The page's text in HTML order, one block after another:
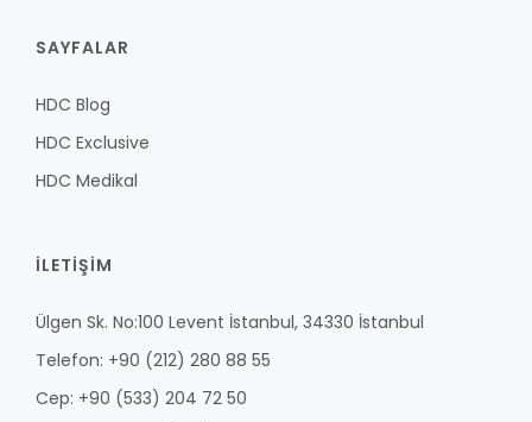
SAYFALAR
HDC Blog
HDC Exclusive
HDC Medikal
İLETİŞİM
Ülgen Sk. No:100 Levent İstanbul, 34330 İstanbul
Telefon: +90 (212) 280 88 55
Cep: +90 (533) 204 72 50